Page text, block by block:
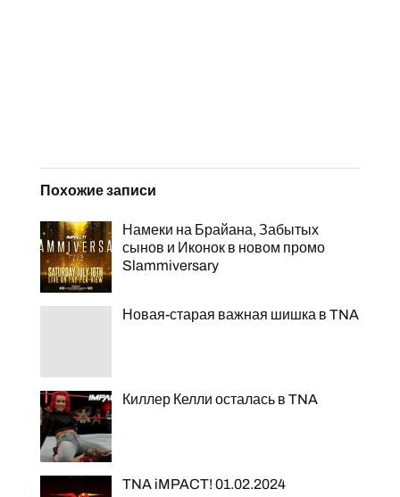
Похожие записи
Намеки на Брайана, Забытых
сынов и Иконок в новом промо
Slammiversary
Новая-старая важная шишка в TNA
Киллер Келли осталась в TNA
TNA iMPACT! 01.02.2024